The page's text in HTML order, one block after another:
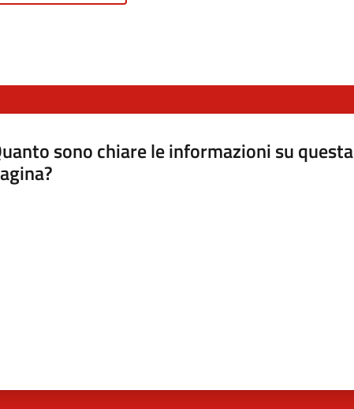
sono chiare le informazioni su questa